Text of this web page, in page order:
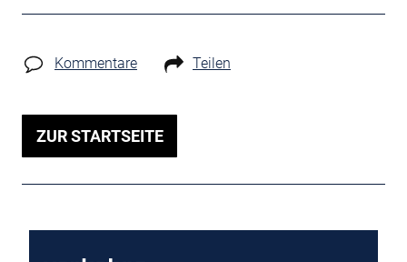
Kommentare Teilen
ZUR STARTSEITE